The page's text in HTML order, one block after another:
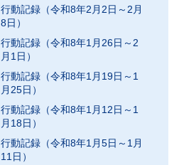
行動記録（令和8年2月2日～2月
8日）
行動記録（令和8年1月26日～2
月1日）
行動記録（令和8年1月19日～1
月25日）
行動記録（令和8年1月12日～1
月18日）
行動記録（令和8年1月5日～1月
11日）